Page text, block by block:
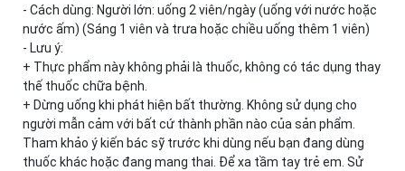
- Cách dùng: Người lớn: uống 2 viên/ngày (uống với nước hoặc
nước ấm) (Sáng 1 viên và trưa hoặc chiều uống thêm 1 viên)
- Lưu ý:
+ Thực phẩm này không phải là thuốc, không có tác dụng thay
thế thuốc chữa bệnh.
+ Dừng uống khi phát hiện bất thường. Không sử dụng cho
người mẫn cảm với bất cứ thành phần nào của sản phẩm.
Tham khảo ý kiến bác sỹ trước khi dùng nếu bạn đang dùng
thuốc khác hoặc đang mang thai. Để xa tầm tay trẻ em. Sử